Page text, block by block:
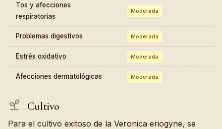
Tos y afecciones
respiratorias
Moderada
Problemas digestivos Moderada
Estrés oxidativo Moderada
Afecciones dermatológicas Moderada
Cultivo
Para el cultivo exitoso de la Veronica eriogyne, se